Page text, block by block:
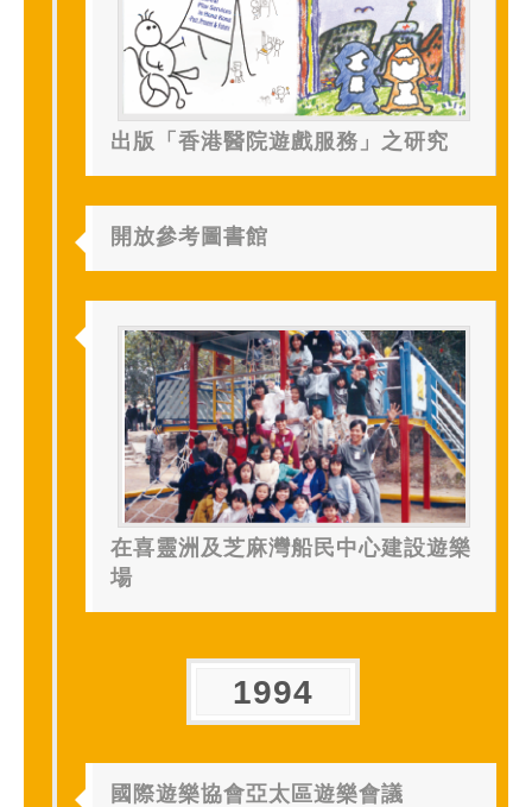
出版「香港醫院遊戲服務」之研究
開放參考圖書館
在喜靈洲及芝麻灣船民中心建設遊樂
場
1994
國際遊樂協會亞太區遊樂會議